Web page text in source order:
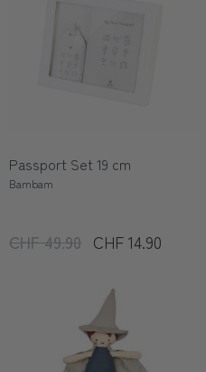
Passport Set 19 cm
Bambam
CHF 49.90 CHF 14.90